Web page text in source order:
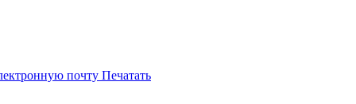
почту Печатать